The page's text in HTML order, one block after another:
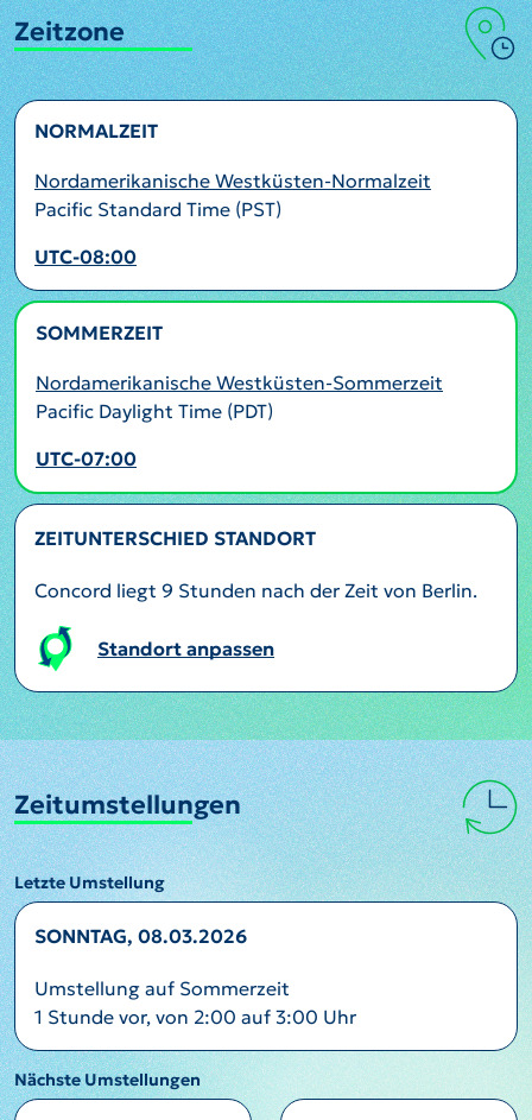
Zeitzone
NORMALZEIT
Nordamerikanische Westküsten-Normalzeit
Pacific Standard Time (PST)
UTC-08:00
SOMMERZEIT
Nordamerikanische Westküsten-Sommerzeit
Pacific Daylight Time (PDT)
UTC-07:00
ZEITUNTERSCHIED STANDORT
Concord liegt 9 Stunden nach der Zeit von Berlin.
Standort anpassen
Zeitumstellungen
Letzte Umstellung
SONNTAG, 08.03.2026
Umstellung auf Sommerzeit
1 Stunde vor, von 2:00 auf 3:00 Uhr
Nächste Umstellungen